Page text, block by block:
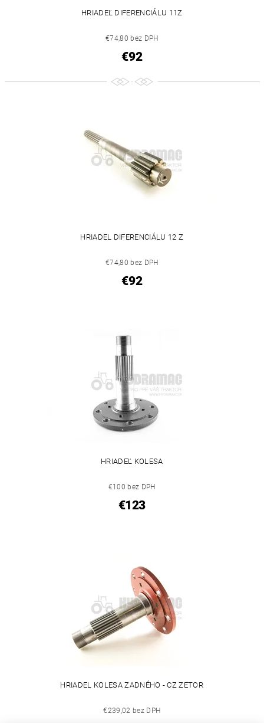
HRIADEĽ DIFERENCIÁLU 11Z
€74,80 bez DPH
€92
HRIADEL DIFERENCIÁLU 12 Z
€74,80 bez DPH
€92
HRIADEĽ KOLESA
€100 bez DPH
€123
HRIADEL KOLESA ZADNÉHO - CZ ZETOR
€239,02 bez DPH